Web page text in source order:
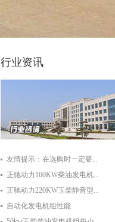
行业资讯
友情提示：在选购时一定要...
正驰动力160KW柴油发电机...
正驰动力220KW玉柴静音型...
自动化发电机组性能